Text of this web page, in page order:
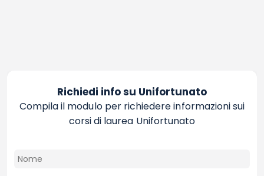
Richiedi info su Unifortunato
Compila il modulo per richiedere informazioni sui
corsi di laurea Unifortunato